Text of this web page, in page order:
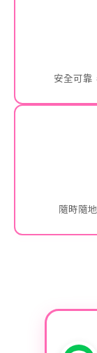
安全可靠
隨時隨